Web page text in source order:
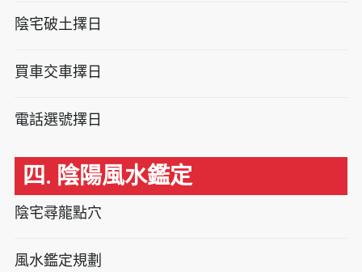
陰宅破土擇日
買車交車擇日
電話選號擇日
四. 陰陽風水鑑定
陰宅尋龍點穴
風水鑑定規劃